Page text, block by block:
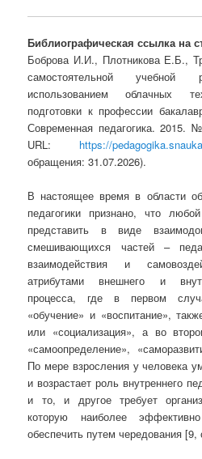
Библиографическая ссылка на
Боброва И.И., Плотникова Е.Б.,
самостоятельной
использованием облачных
подготовки к профессии
Современная педагогика. 2015.
URL: https://
обращения: 31.07.2026).
В настоящее время в области
педагогики признано, что
представить в виде
смешивающихся частей –
взаимодействия и
атрибутами внешнего и
процесса, где в первом
«обучение» и «воспитание»,
или «социализация», а во
«самоопределение»,
По мере взросления у человека
и возрастает роль внутреннего
и то, и другое требует
которую наиболее
обеспечить путем чередования